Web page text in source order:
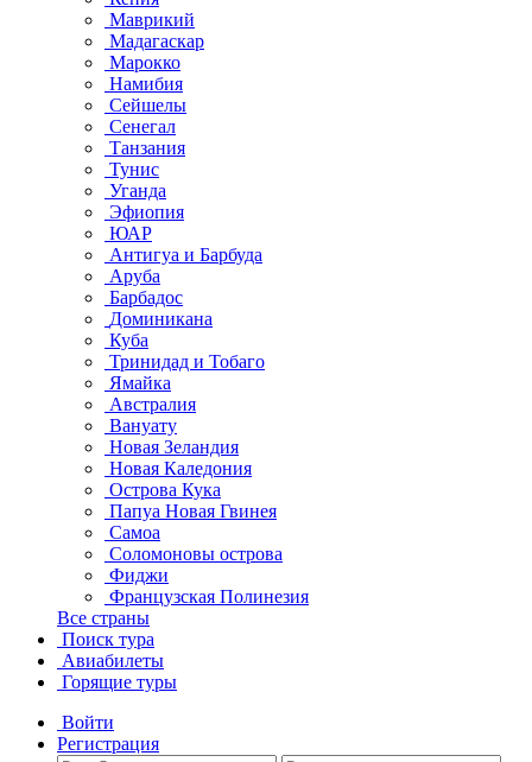
Маврикий
Мадагаскар
Марокко
Намибия
Сейшелы
Сенегал
Танзания
Тунис
Уганда
Эфиопия
ЮАР
Антигуа и Барбуда
Аруба
Барбадос
Доминикана
Куба
Тринидад и Тобаго
Ямайка
Австралия
Вануату
Новая Зеландия
Новая Каледония
Острова Кука
Папуа Новая Гвинея
Самоа
Соломоновы острова
Фиджи
Французская Полинезия
Все страны
Поиск тура
Авиабилеты
Горящие туры
Войти
Регистрация